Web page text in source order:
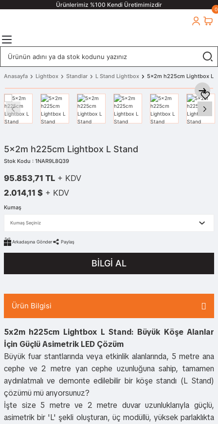
Ürünlerimiz %100 Kendi Üretimimizdir
0
Anasayfa Lightbox Standlar L Stand Lightbox 5x2m h225cm Lightbox L
5x2m h225cm Lightbox L Stand
Stok Kodu : 1NAR9L8Q39
95.853,71 TL + KDV
2.014,11 $ + KDV
Kumaş
Arkadaşına Gönder Paylaş
BİLGİ AL
Ürün Bilgisi
5x2m h225cm Lightbox L Stand: Büyük Köşe Alanlar
İçin Güçlü Asimetrik LED Çözüm
Büyük fuar stantlarında veya etkinlik alanlarında, 5 metre ana
cephe ve 2 metre yan cephe uzunluğuna sahip, tamamen
aydınlatmalı ve demonte edilebilir bir köşe standı (L Stand)
çözümü mü arıyorsunuz?
İşte size 5 metre ve 2 metre duvar uzunluklarıyla güçlü,
asimetrik bir 'L' şekli oluşturan, üç modüllü, yüksek parlaklıkta